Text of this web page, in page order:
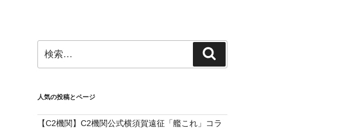
索:
索
人気の投稿とページ
【C2機関】C2機関公式横須賀遠征「艦これ」コラ